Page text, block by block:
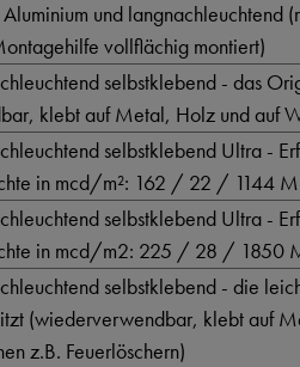
und langnachleuchtend
vollflächig montiert)
selbstklebend - das
klebt auf Metal, Holz und auf
selbstklebend Ultra -
in mcd/m²: 162 / 22 / 1144
selbstklebend Ultra -
in mcd/m2: 225 / 28 / 1850
selbstklebend - die
(wiederverwendbar, klebt auf
z.B. Feuerlöschern)